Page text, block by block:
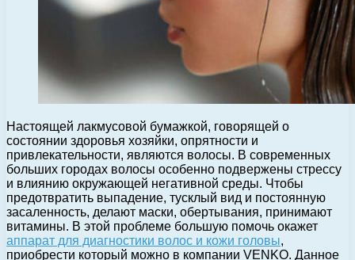
Настоящей лакмусовой бумажкой, говорящей о
состоянии здоровья хозяйки, опрятности и
привлекательности, являются волосы. В современных
больших городах волосы особенно подвержены стрессу
и влиянию окружающей негативной среды. Чтобы
предотвратить выпадение, тусклый вид и постоянную
засаленность, делают маски, обертывания, принимают
витамины. В этой проблеме большую помочь окажет
аппарат для диагностики волос и кожи головы,
приобрести который можно в компании VENKO. Данное